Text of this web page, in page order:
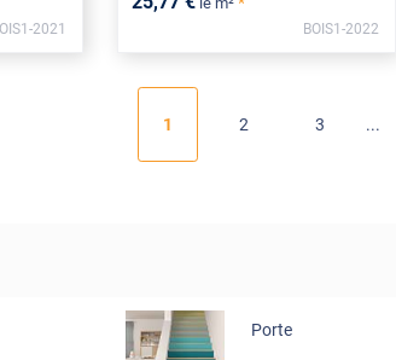
2021 BOIS1-2022
1 2 3
Porte